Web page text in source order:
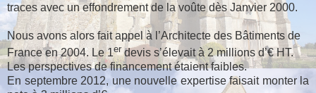
traces avec un effondrement de la voûte dès Janvier 2000.
Nous avons alors fait appel à l’Architecte des Bâtiments de
France en 2004. Le 1erdevis s’élevait à 2 millions d’€ HT.
Les perspectives de financement étaient faibles.
En septembre 2012, une nouvelle expertise faisait monter la